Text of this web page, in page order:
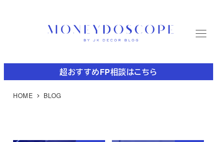
ン
超おすすめFP相談はこちら
HOME BLOG